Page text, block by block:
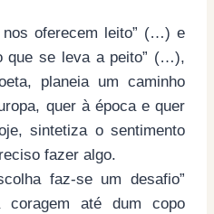
nos oferecem leito” (…) e
que se leva a peito” (…),
planeia um caminho
quer à época e quer
sintetiza o sentimento
fazer algo.
faz-se um desafio”
até dum copo